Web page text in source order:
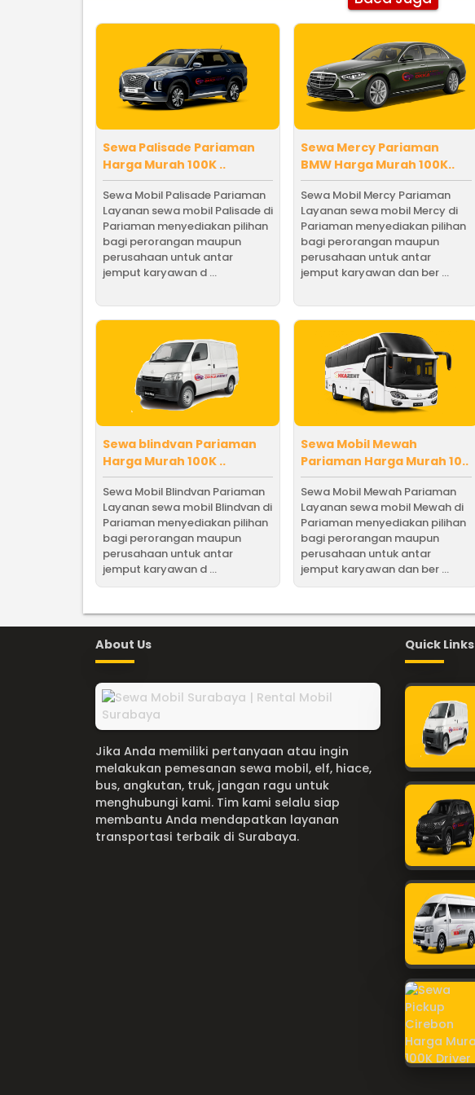
Sewa Palisade Pariaman
Harga Murah 100K ..
Sewa Mobil Palisade Pariaman
Layanan sewa mobil Palisade di
Pariaman menyediakan pilihan
bagi perorangan maupun
perusahaan untuk antar
jemput karyawan d ...
Sewa Mercy Pariaman
BMW Harga Murah 100K..
Sewa Mobil Mercy Pariaman
Layanan sewa mobil Mercy di
Pariaman menyediakan pilihan
bagi perorangan maupun
perusahaan untuk antar
jemput karyawan dan ber ...
Sewa blindvan Pariaman
Harga Murah 100K ..
Sewa Mobil Blindvan Pariaman
Layanan sewa mobil Blindvan di
Pariaman menyediakan pilihan
bagi perorangan maupun
perusahaan untuk antar
jemput karyawan d ...
Sewa Mobil Mewah
Pariaman Harga Murah 10..
Sewa Mobil Mewah Pariaman
Layanan sewa mobil Mewah di
Pariaman menyediakan pilihan
bagi perorangan maupun
perusahaan untuk antar
jemput karyawan dan ber ...
About Us
Jika Anda memiliki pertanyaan atau ingin
melakukan pemesanan sewa mobil, elf, hiace,
bus, angkutan, truk, jangan ragu untuk
menghubungi kami. Tim kami selalu siap
membantu Anda mendapatkan layanan
transportasi terbaik di Surabaya.
Quick Links